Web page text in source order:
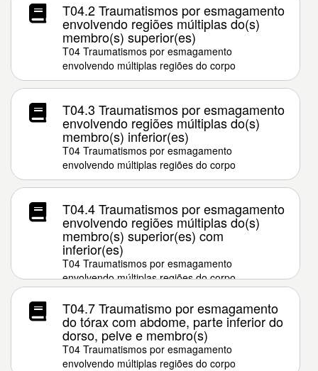
T04.2 Traumatismos por esmagamento
envolvendo regiões múltiplas do(s)
membro(s) superior(es)
T04 Traumatismos por esmagamento
envolvendo múltiplas regiões do corpo
T04.3 Traumatismos por esmagamento
envolvendo regiões múltiplas do(s)
membro(s) inferior(es)
T04 Traumatismos por esmagamento
envolvendo múltiplas regiões do corpo
T04.4 Traumatismos por esmagamento
envolvendo regiões múltiplas do(s)
membro(s) superior(es) com
inferior(es)
T04 Traumatismos por esmagamento
envolvendo múltiplas regiões do corpo
T04.7 Traumatismo por esmagamento
do tórax com abdome, parte inferior do
dorso, pelve e membro(s)
T04 Traumatismos por esmagamento
envolvendo múltiplas regiões do corpo